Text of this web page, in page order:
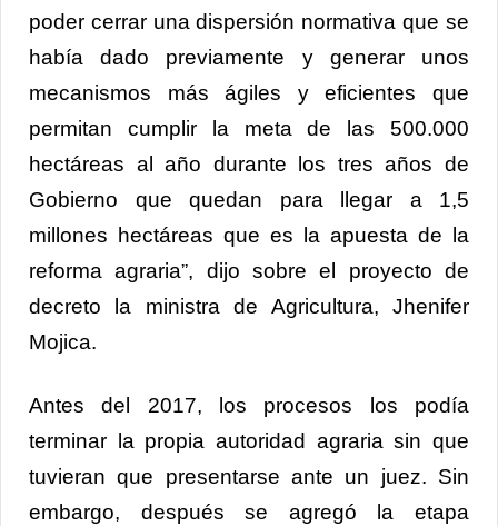
poder cerrar una dispersión normativa que se
había dado previamente y generar unos
mecanismos más ágiles y eficientes que
permitan cumplir la meta de las 500.000
hectáreas al año durante los tres años de
Gobierno que quedan para llegar a 1,5
millones hectáreas que es la apuesta de la
reforma agraria”, dijo sobre el proyecto de
decreto la ministra de Agricultura, Jhenifer
Mojica.
Antes del 2017, los procesos los podía
terminar la propia autoridad agraria sin que
tuvieran que presentarse ante un juez. Sin
embargo, después se agregó la etapa